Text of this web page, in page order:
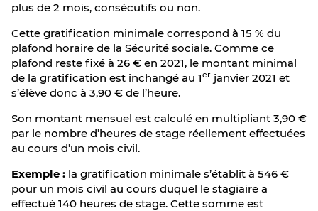
plus de 2 mois, consécutifs ou non.
Cette gratification minimale correspond à 15 % du
plafond horaire de la Sécurité sociale. Comme ce
plafond reste fixé à 26 € en 2021, le montant minimal
de la gratification est inchangé au 1er janvier 2021 et
s’élève donc à 3,90 € de l’heure.
Son montant mensuel est calculé en multipliant 3,90 €
par le nombre d’heures de stage réellement effectuées
au cours d’un mois civil.
Exemple : la gratification minimale s’établit à 546 €
pour un mois civil au cours duquel le stagiaire a
effectué 140 heures de stage. Cette somme est